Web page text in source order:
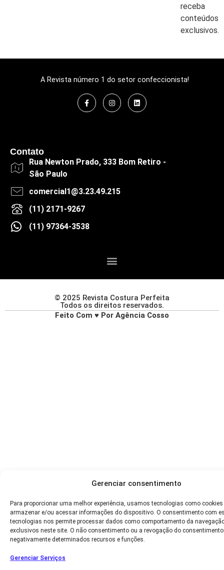
Gerenciar consentimento
Para proporcionar uma melhor experiência, usamos tecnologias como cookies
armazenar e/ou acessar informações do dispositivo. O consentimento com
tecnologias nos permite processar dados como comportamento da
exclusivos neste site. O não consentimento ou a revogação do
negativamente determinados recursos e funções.
Gerenciar Serviços
receba
conteúdos
exclusivos.
A Revista número 1 do setor confeccionista!
Contato
Rua Newton Prado, 333 Bom Retiro -
São Paulo
comercial1@3.23.49.215
(11) 2171-9267
(11) 97364-3538
© 2025 Revista Costura Perfeita
Todos os direitos reservados.
Feito Com ♥ Por Agência Cosso